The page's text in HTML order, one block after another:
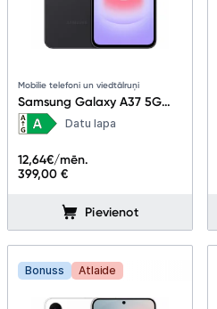
Mobilie telefoni un viedtālruņi
Samsung Galaxy A37 5G
6+256GB Awesome
Charcoal
Datu lapa
399,00 €
12,64€/mēn.
Pievienot
Bonuss Atlaide